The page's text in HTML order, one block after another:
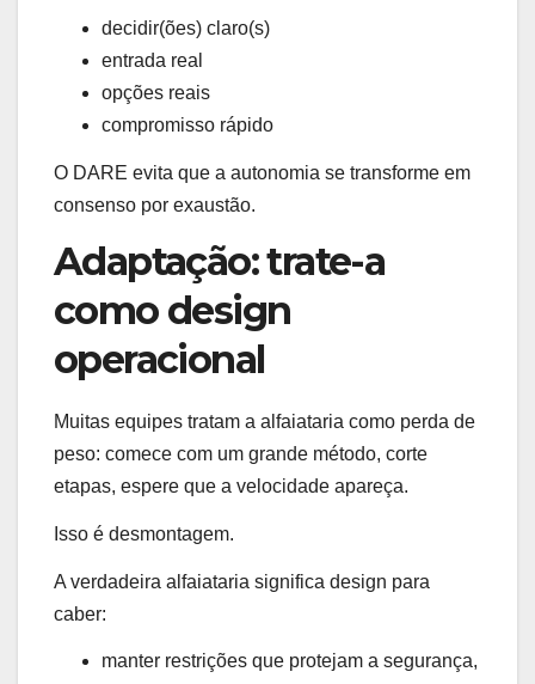
decidir(ões) claro(s)
entrada real
opções reais
compromisso rápido
O DARE evita que a autonomia se transforme em
consenso por exaustão.
Adaptação: trate-a
como design
operacional
Muitas equipes tratam a alfaiataria como perda de
peso: comece com um grande método, corte
etapas, espere que a velocidade apareça.
Isso é desmontagem.
A verdadeira alfaiataria significa design para
caber:
manter restrições que protejam a segurança,